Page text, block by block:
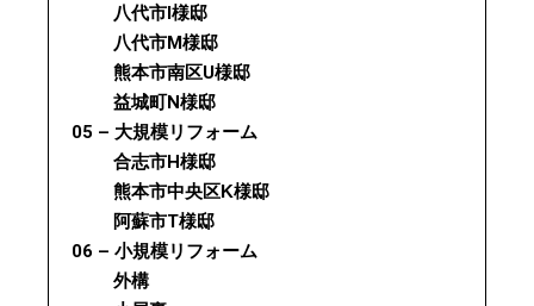
八代市I様邸
八代市M様邸
熊本市南区U様邸
益城町N様邸
05 – 大規模リフォーム
合志市H様邸
熊本市中央区K様邸
阿蘇市T様邸
06 – 小規模リフォーム
外構